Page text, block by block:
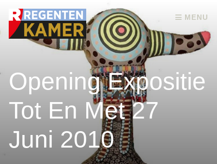
MENU
Skip to content
Opening Expositie
Tot En Met 27
Juni 2010